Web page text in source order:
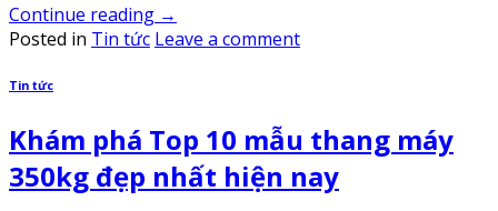
Continue reading →
Posted in Tin tức Leave a comment
Tin tức
Khám phá Top 10 mẫu thang máy
350kg đẹp nhất hiện nay